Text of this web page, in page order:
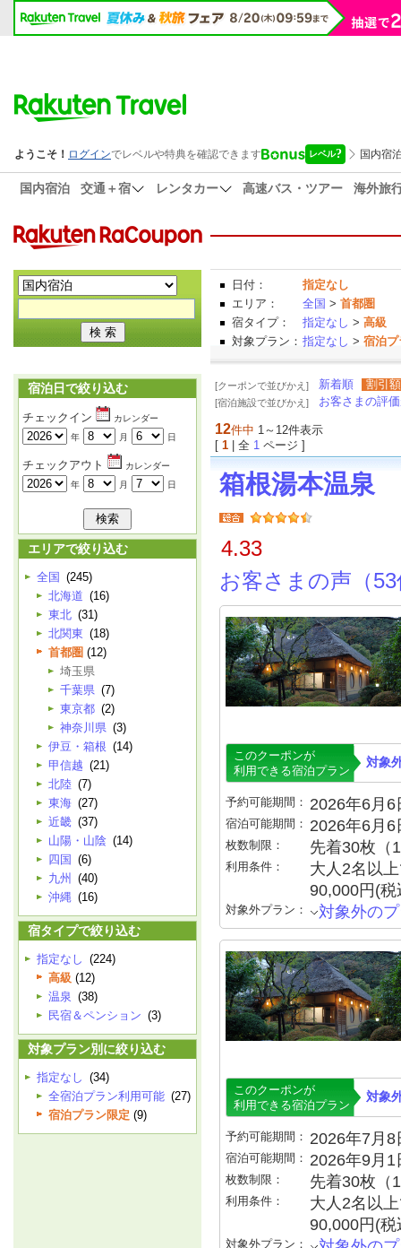
国内宿泊 交通＋宿 レンタカー 高速バス・ツアー 海外旅
日付：
指定なし
エリア：
全国 > 首都圏
宿タイプ：
指定なし > 高級
対象プラン： 指定なし > 宿泊プ
宿泊日で絞り込む
チェックイン
カレンダー
年
月 日
チェックアウト
カレンダー
年
月 日
エリアで絞り込む
全国 (245)
北海道 (16)
東北 (31)
北関東 (18)
首都圏 (12)
埼玉県
千葉県 (7)
東京都 (2)
神奈川県 (3)
伊豆・箱根 (14)
甲信越 (21)
北陸 (7)
東海 (27)
近畿 (37)
山陽・山陰 (14)
四国 (6)
九州
(40)
沖縄 (16)
宿タイプで絞り込む
指定なし (224)
高級 (12)
温泉 (38)
民宿＆ペンション (3)
対象プラン別に絞り込む
指定なし (34)
全宿泊プラン利用可能 (27)
宿泊プラン限定 (9)
[クーポンで並びかえ] 新着順 割引
[宿泊施設で並びかえ] お客さまの評
12件中 1～12件表示
[ 1 | 全 1 ページ ]
箱根湯本温泉
4.33
お客さまの声（
このクーポンが
利用できる宿泊プラン
対象
予約可能期間： 2026年6月
宿泊可能期間： 2026年6月
枚数制限： 先着30枚（
利用条件：
大人2名以
90,000円(
対象外プラン： 対象外の
このクーポンが
利用できる宿泊プラン
対象
予約可能期間： 2026年7月
宿泊可能期間： 2026年9月
枚数制限： 先着30枚（
利用条件：
大人2名以
90,000円(
対象外プラン：